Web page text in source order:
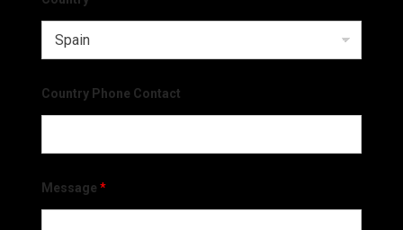
Country Phone Contact
Message *